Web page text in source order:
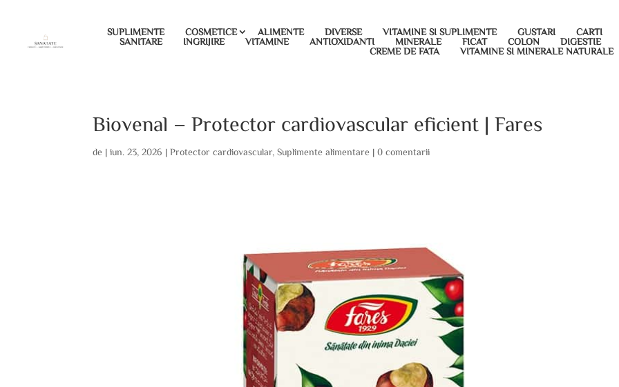
SUPLIMENTE COSMETICE ALIMENTE DIVERSE VITAMINE SI SUPLIMENTE GUSTARI
CARTI
SANITARE
INGRIJIRE VITAMINE ANTIOXIDANTI MINERALE FICAT COLON
DIGESTIE
CREME DE FATA
VITAMINE SI MINERALE NATURALE
Biovenal – Protector cardiovascular eficient | Fares
de |iun. 23, 2026 |Protector cardiovascular ,Suplimente alimentare |0 comentarii